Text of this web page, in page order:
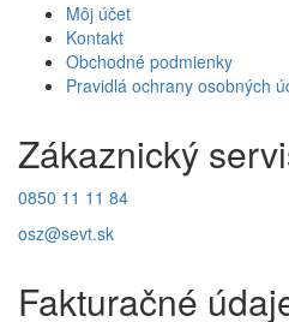
Môj účet
Kontakt
Obchodné podmienky
Pravidlá ochrany osobných
Zákaznický
0850 11 11 84
osz@sevt.sk
Fakturačné